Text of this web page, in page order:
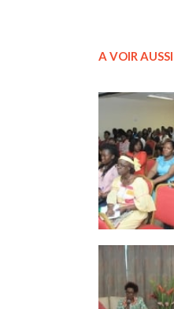
A VOIR AUSSI